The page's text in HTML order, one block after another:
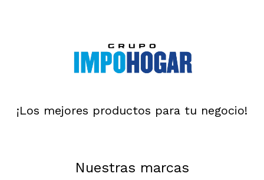
¡Los mejores productos para tu negocio!
Nuestras marcas